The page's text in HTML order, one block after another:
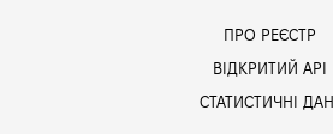
ПРО РЕЄСТР
ВІДКРИТИЙ АРІ
СТАТИСТИЧНІ ДАНІ